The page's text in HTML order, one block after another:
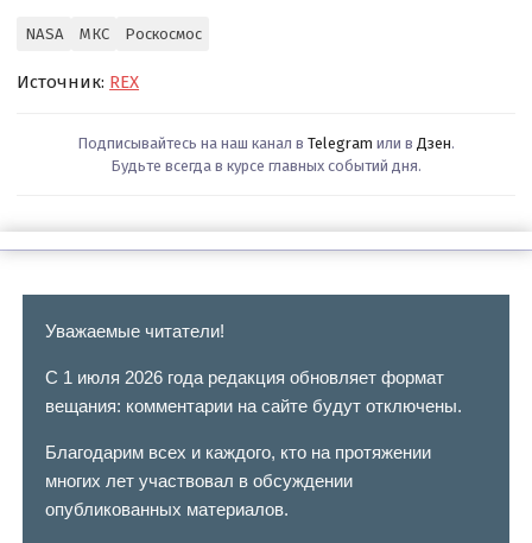
NASA МКС Роскосмос
Источник: REX
Подписывайтесь на наш канал в Telegram или в Дзен.
Будьте всегда в курсе главных событий дня.
Уважаемые читатели!
С 1 июля 2026 года редакция обновляет формат
вещания: комментарии на сайте будут отключены.
Благодарим всех и каждого, кто на протяжении
многих лет участвовал в обсуждении
опубликованных материалов.